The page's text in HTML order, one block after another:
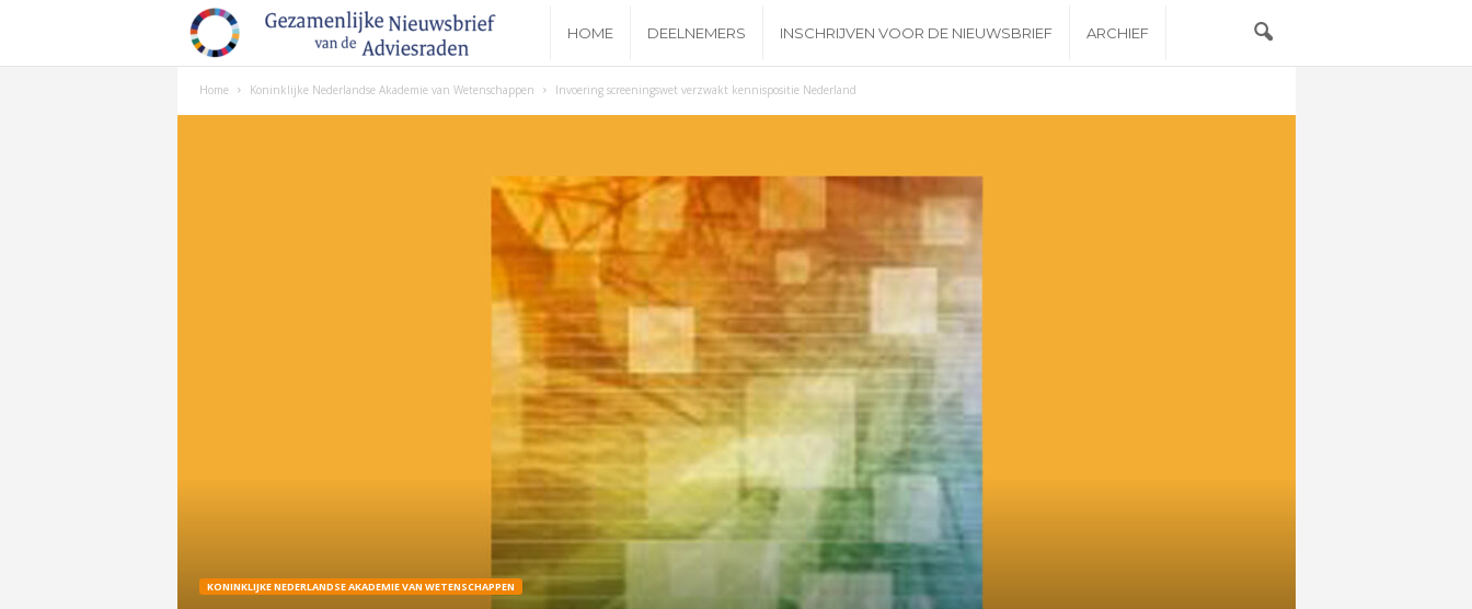
u
w
b
i
e
f
HOME DEELNEMERS INSCHRIJVEN VOOR DE NIEUWSBRIEF ARCHIEF
Home Koninklijke Nederlandse Akademie van Wetenschappen Invoering screeningswet verzwakt kennispositie Nederland
KONINKLIJKE NEDERLANDSE AKADEMIE VAN WETENSCHAPPEN